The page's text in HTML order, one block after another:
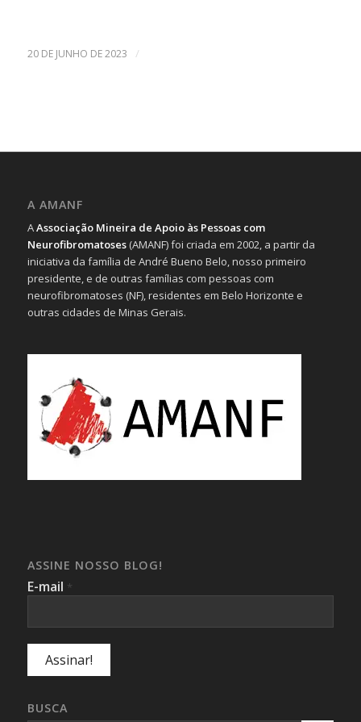
20 DE JUNHO DE 2023 /
A AMANF
AAssociação Mineira de Apoio às Pessoas com
Neurofibromatoses(AMANF) foi criada em 2002, a partir da
iniciativa da família de André Bueno Belo, nosso primeiro
presidente, e de outras famílias com pessoas com
neurofibromatoses (NF), residentes em Belo Horizonte e
outras cidades de Minas Gerais.
ASSINE NOSSO BLOG!
E-mail *
BUSCA